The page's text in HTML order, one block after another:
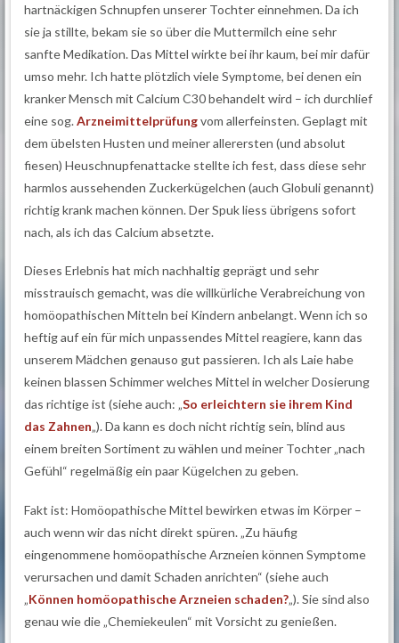
hartnäckigen Schnupfen unserer Tochter einnehmen. Da ich
sie ja stillte, bekam sie so über die Muttermilch eine sehr
sanfte Medikation. Das Mittel wirkte bei ihr kaum, bei mir dafür
umso mehr. Ich hatte plötzlich viele Symptome, bei denen ein
kranker Mensch mit Calcium C30 behandelt wird – ich durchlief
eine sog.Arzneimittelprüfungvom allerfeinsten. Geplagt mit
dem übelsten Husten und meiner allerersten (und absolut
fiesen) Heuschnupfenattacke stellte ich fest, dass diese sehr
harmlos aussehenden Zuckerkügelchen (auch Globuli genannt)
richtig krank machen können. Der Spuk liess übrigens sofort
nach, als ich das Calcium absetzte.
Dieses Erlebnis hat mich nachhaltig geprägt und sehr
misstrauisch gemacht, was die willkürliche Verabreichung von
homöopathischen Mitteln bei Kindern anbelangt. Wenn ich so
heftig auf ein für mich unpassendes Mittel reagiere, kann das
unserem Mädchen genauso gut passieren. Ich als Laie habe
keinen blassen Schimmer welches Mittel in welcher Dosierung
das richtige ist (siehe auch: „So erleichtern sie ihrem Kind
das Zahnen„). Da kann es doch nicht richtig sein, blind aus
einem breiten Sortiment zu wählen und meiner Tochter „nach
Gefühl“ regelmäßig ein paar Kügelchen zu geben.
Fakt ist: Homöopathische Mittel bewirken etwas im Körper –
auch wenn wir das nicht direkt spüren. „Zu häufig
eingenommene homöopathische Arzneien können Symptome
verursachen und damit Schaden anrichten“ (siehe auch
„Können homöopathische Arzneien schaden?„). Sie sind also
genau wie die „Chemiekeulen“ mit Vorsicht zu genießen.